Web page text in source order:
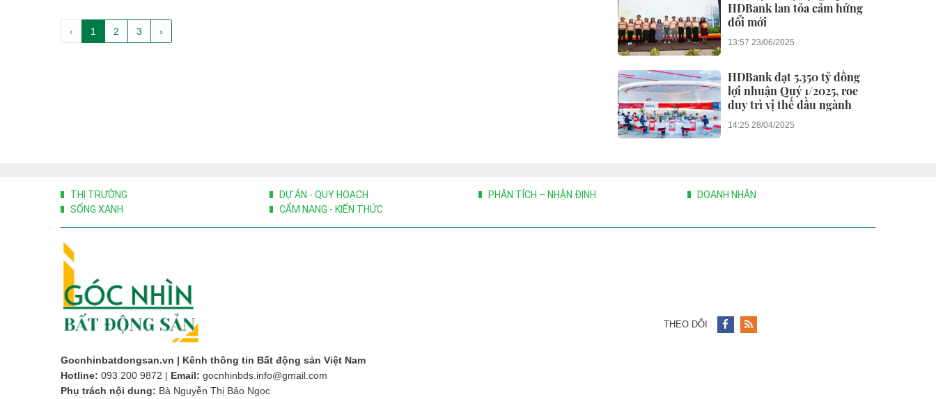
‹ 1 2 3 ›
HDBank lan tỏa cảm hứng
đổi mới
13:57 23/06/2025
HDBank đạt 5.350 tỷ đồng
lợi nhuận Quý 1/2025, roe
duy trì vị thế đầu ngành
14:25 28/04/2025
THỊ TRƯỜNG DỰ ÁN - QUY HOẠCH PHÂN TÍCH – NHẬN ĐỊNH
DOANH NHÂN
SỐNG XANH
CẨM NANG - KIẾN THỨC
Gocnhinbatdongsan.vn | Kênh thông tin Bất động sản Việt Nam
Hotline: 093 200 9872 | Email: gocnhinbds.info@gmail.com
Phụ trách nội dung: Bà Nguyễn Thị Bảo Ngọc
THEO DÕI